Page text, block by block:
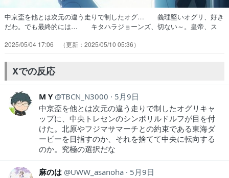
中京盃を他とは次元の違う走りで制したオグ… 義理堅いオグリ、好き
だわ。でも最終的には… キタハラジョーンズ、切ない～。皇帝、ス
ウトされるってよっぽど圧倒的… 中京盃出るなってそういう事そんな
み返したら2巻の半分ちょいあたりだ… 俺なんかより優秀なトレーナ
ーが、、、一緒… 「ウソ、私のトレーナーの能力低すぎ・・・…
2025/05/04 17:06 2025/05/10 05:36
Xでの反応
M Y TBCN_N3000
5月9日
中京盃を他とは次元の違う走りで制したオグリキャ
ップに、中央トレセンのシンボリルドルフが目を付
けた。北原やフジマサマーチとの約束である東海ダ
ービーを目指すのか、それを捨てて中央に転向する
のか。究極の選択だな
麻のは UWW_asanoha
5月9日